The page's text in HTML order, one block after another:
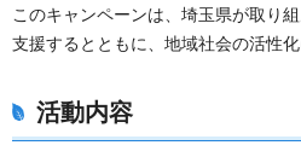
このキャンペーンは、埼玉県が取り
支援するとともに、地域社会の活性化
活動内容